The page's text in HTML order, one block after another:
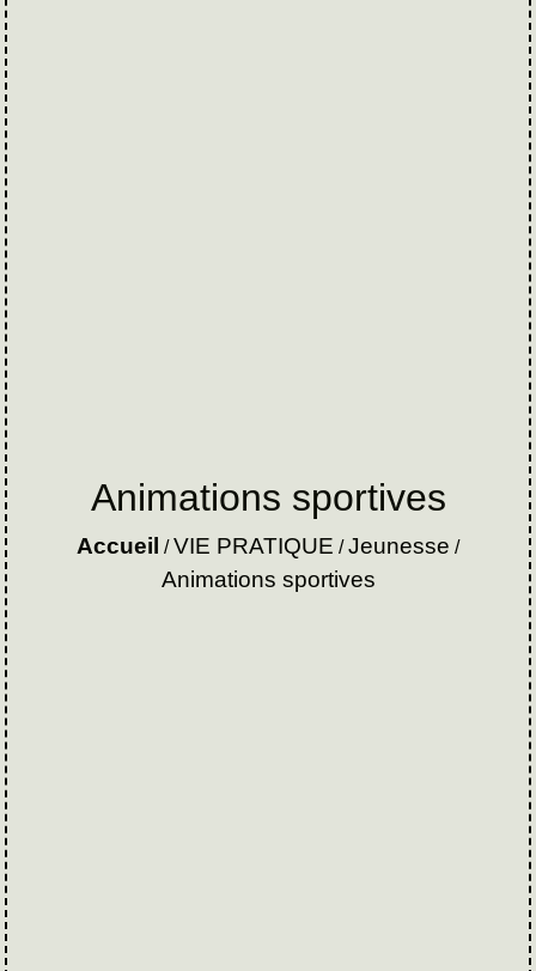
Animations sportives
Accueil /VIE PRATIQUE /Jeunesse /
Animations sportives